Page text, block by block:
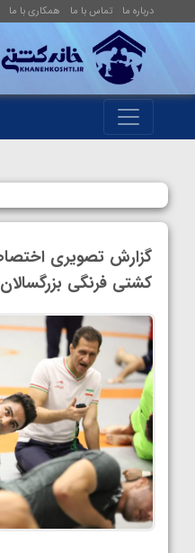
درباره ما تماس با ما همکاری با ما
کشتی فرنگی بزرگسالان